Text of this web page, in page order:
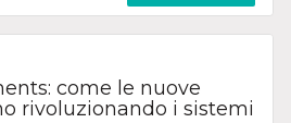
come le nuove
rivoluzionando i sistemi